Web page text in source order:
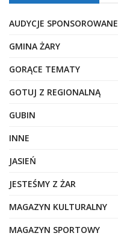
AUDYCJE SPONSOROWANE
GMINA ŻARY
GORĄCE TEMATY
GOTUJ Z REGIONALNĄ
GUBIN
INNE
JASIEŃ
JESTEŚMY Z ŻAR
MAGAZYN KULTURALNY
MAGAZYN SPORTOWY